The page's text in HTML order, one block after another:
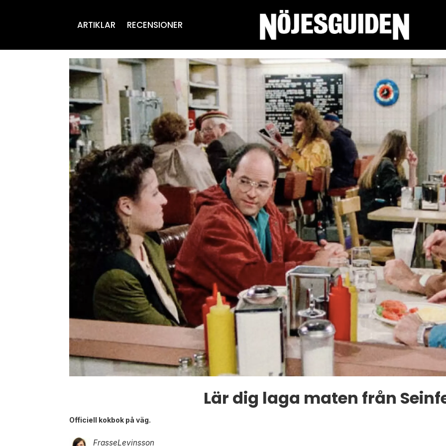
ARTIKLAR RECENSIONER
Lär dig laga maten från
Officiell kokbok på väg.
FrasseLevinsson